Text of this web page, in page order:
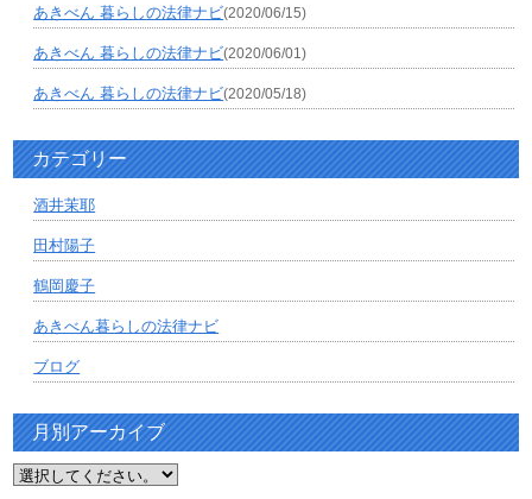
あきべん 暮らしの法律ナビ(2020/06/15)
あきべん 暮らしの法律ナビ(2020/06/01)
あきべん 暮らしの法律ナビ(2020/05/18)
カテゴリー
酒井茉耶
田村陽子
鶴岡慶子
あきべん暮らしの法律ナビ
ブログ
月別アーカイブ